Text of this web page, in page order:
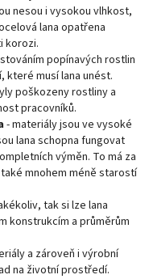
nesou i vysokou vlhkost,
lana opatřena
korozi.
popínavých rostlin
které musí lana unést.
poškozeny rostliny a
pracovníků.
- materiály jsou ve vysoké
lana schopna fungovat
výměn. To má za
mnohem méně starostí
tak si lze lana
konstrukcím a průměrům
a zároveň i výrobní
na životní prostředí.